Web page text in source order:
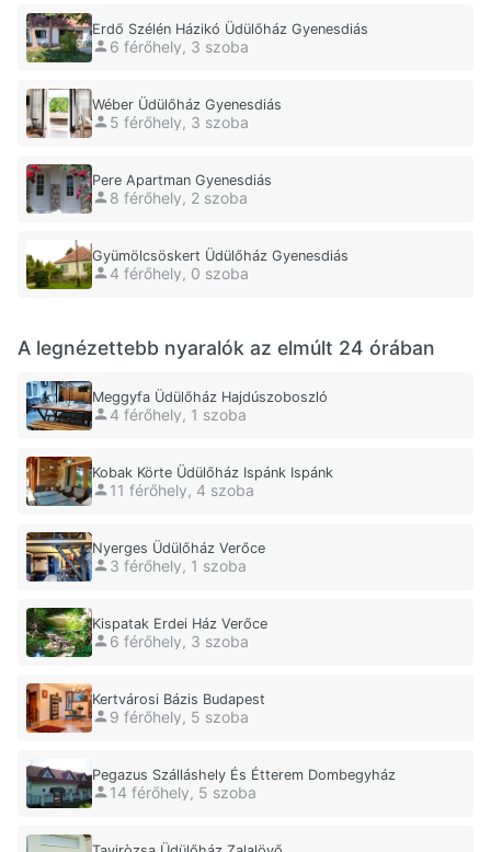
Erdő Szélén Házikó Üdülőház Gyenesdiás
6 férőhely, 3 szoba
Wéber Üdülőház Gyenesdiás
5 férőhely, 3 szoba
Pere Apartman Gyenesdiás
8 férőhely, 2 szoba
Gyümölcsöskert Üdülőház Gyenesdiás
4 férőhely, 0 szoba
A legnézettebb nyaralók az elmúlt 24 órában
Meggyfa Üdülőház Hajdúszoboszló
4 férőhely, 1 szoba
Kobak Körte Üdülőház Ispánk Ispánk
11 férőhely, 4 szoba
Nyerges Üdülőház Verőce
3 férőhely, 1 szoba
Kispatak Erdei Ház Verőce
6 férőhely, 3 szoba
Kertvárosi Bázis Budapest
9 férőhely, 5 szoba
Pegazus Szálláshely És Étterem Dombegyház
14 férőhely, 5 szoba